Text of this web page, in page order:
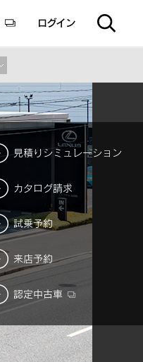
ログイン
見積りシミュレーション
カタログ請求
試乗予約
来店予約
認定中古車